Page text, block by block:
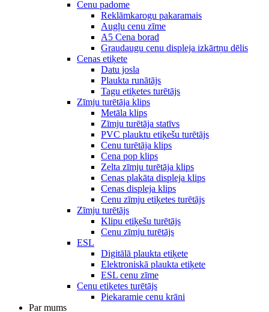
Cenu padome
Reklāmkarogu pakaramais
Augļu cenu zīme
A5 Cena borad
Graudaugu cenu displeja izkārtņu dēlis
Cenas etiķete
Datu josla
Plaukta runātājs
Tagu etiķetes turētājs
Zīmju turētāja klips
Metāla klips
Zīmju turētāja statīvs
PVC plauktu etiķešu turētājs
Cenu turētāja klips
Cena pop klips
Zelta zīmju turētāja klips
Cenas plakāta displeja klips
Cenas displeja klips
Cenu zīmju etiķetes turētājs
Zīmju turētājs
Klipu etiķešu turētājs
Cenu zīmju turētājs
ESL
Digitālā plaukta etiķete
Elektroniskā plaukta etiķete
ESL cenu zīme
Cenu etiķetes turētājs
Piekaramie cenu krāni
Par mums